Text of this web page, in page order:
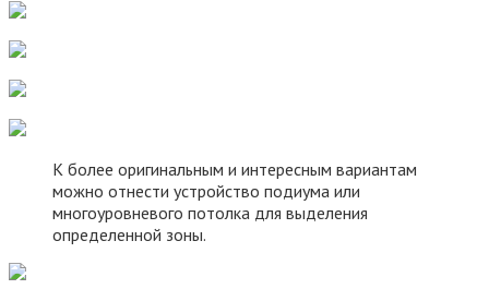
К более оригинальным и интересным вариантам
можно отнести устройство подиума или
многоуровневого потолка для выделения
определенной зоны.